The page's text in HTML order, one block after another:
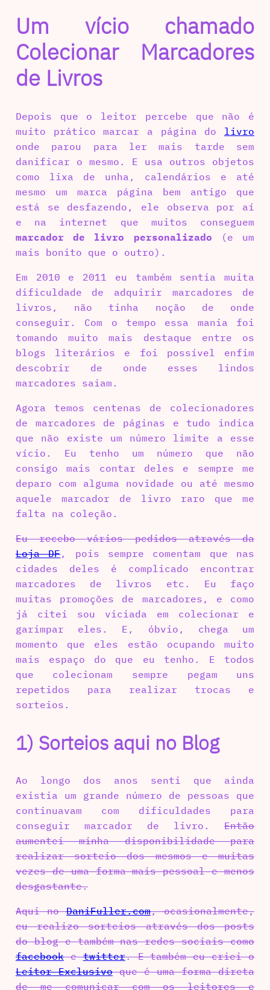
Um vício chamado
Colecionar Marcadores
de Livros
Depois que o leitor percebe que não é
muito prático marcar a página do livro
onde parou para ler mais tarde sem
danificar o mesmo. E usa outros objetos
como lixa de unha, calendários e até
mesmo um marca página bem antigo que
está se desfazendo, ele observa por aí
e na internet que muitos conseguem
marcador de livro personalizado
(e um
mais bonito que o outro).
Em 2010 e 2011 eu também sentia muita
dificuldade de adquirir marcadores de
livros, não tinha noção de onde
conseguir. Com o tempo essa mania foi
tomando muito mais destaque entre os
blogs literários e foi possível enfim
descobrir de onde esses lindos
marcadores saiam.
Agora temos centenas de colecionadores
de marcadores de páginas e tudo indica
que não existe um número limite a esse
vício. Eu tenho um número que não
consigo mais contar deles e sempre me
deparo com alguma novidade ou até mesmo
aquele marcador de livro raro que me
falta na coleção.
Eu recebo vários pedidos através da
Loja DF, pois sempre comentam que nas
cidades deles é complicado encontrar
marcadores de livros etc. Eu faço
muitas promoções de marcadores, e como
já citei sou viciada em colecionar e
garimpar eles. E, óbvio, chega um
momento que eles estão ocupando muito
mais espaço do que eu tenho. E todos
que colecionam sempre pegam uns
repetidos para realizar trocas e
sorteios.
1) Sorteios aqui no Blog
Ao longo dos anos senti que ainda
existia um grande número de pessoas que
continuavam com dificuldades para
conseguir marcador de livro.Então
aumentei minha disponibilidade para
realizar sorteio dos mesmos e muitas
vezes de uma forma mais pessoal e menos
desgastante.
Aqui noDaniFuller.com, ocasionalmente,
eu realizo sorteios através dos posts
do blog e também nas redes sociais como
facebooketwitter. E também eu criei o
Leitor Exclusivoque é uma forma direta
de me comunicar com os leitores e